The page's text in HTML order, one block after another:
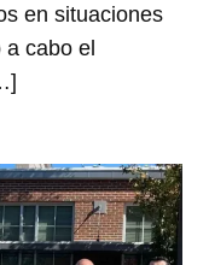
en situaciones
a cabo el